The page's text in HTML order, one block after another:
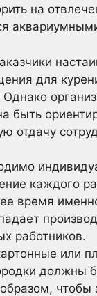
на
для
Однако
быть
отдачу
каждого
время
работников.
или
должны
чтобы